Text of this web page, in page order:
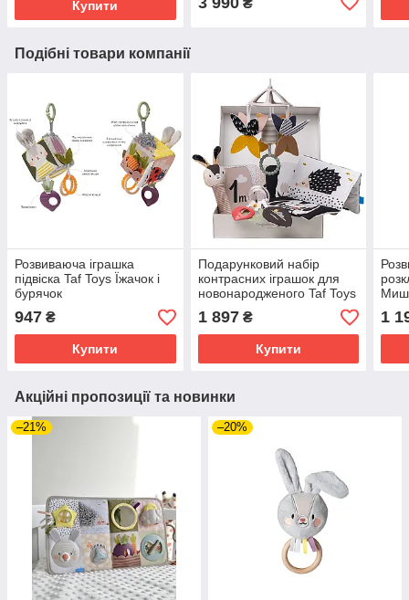
Купити
Подібні товари компанії
Розвиваюча іграшка
підвіска Taf Toys Їжачок і
бурячок
947 ₴
Купити
Подарунковий набір
контрасних іграшок для
новонародженого Taf Toys
Чорно-біла Гармонія
1 897₴
Купити
1
Акційні пропозиції та новинки
–21% –20%